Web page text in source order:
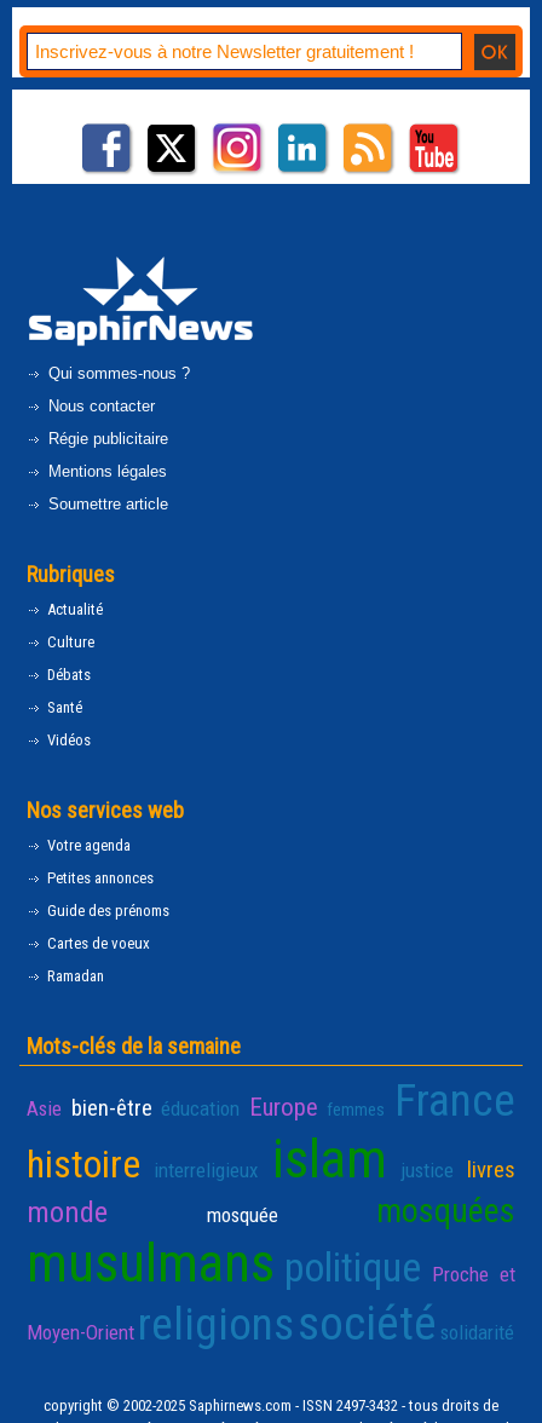
Qui sommes-nous ?
Nous contacter
Régie publicitaire
Mentions légales
Soumettre article
Rubriques
Actualité
Culture
Débats
Santé
Vidéos
Nos services web
Votre agenda
Petites annonces
Guide des prénoms
Cartes de voeux
Ramadan
Mots-clés de la semaine
Asie bien-être éducation Europe femmes France
histoire interreligieux islam justice livres
monde mosquée mosquées
musulmans politique Proche et
Moyen-Orient religionssociété solidarité
copyright © 2002-2025 Saphirnews.com - ISSN 2497-3432 - tous droits de